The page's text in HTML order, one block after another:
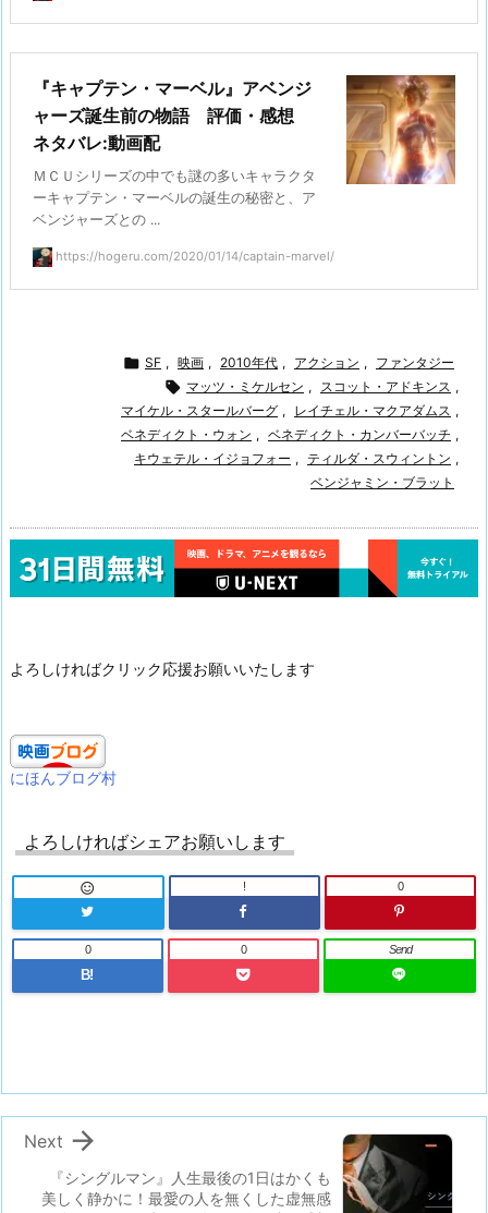
『キャプテン・マーベル』アベンジ
ャーズ誕生前の物語 評価・感想
ネタバレ:動画配
ＭＣＵシリーズの中でも謎の多いキャラクタ
ーキャプテン・マーベルの誕生の秘密と、ア
ベンジャーズとの ...
https://hogeru.com/2020/01/14/captain-marvel/
 SF , 映画 , 2010年代 , アクション , ファンタジー
 マッツ・ミケルセン , スコット・アドキンス ,
マイケル・スタールバーグ , レイチェル・マクアダムス ,
ベネディクト・ウォン , ベネディクト・カンバーバッチ ,
キウェテル・イジョフォー , ティルダ・スウィントン ,
ベンジャミン・ブラット
よろしければクリック応援お願いいたします
にほんブログ村
よろしければシェアお願いします
 ! 0
B!
0 0 Send
『シングルマン』人生最後の1日はかくも
美しく静かに！最愛の人を無くした虚無感

Next